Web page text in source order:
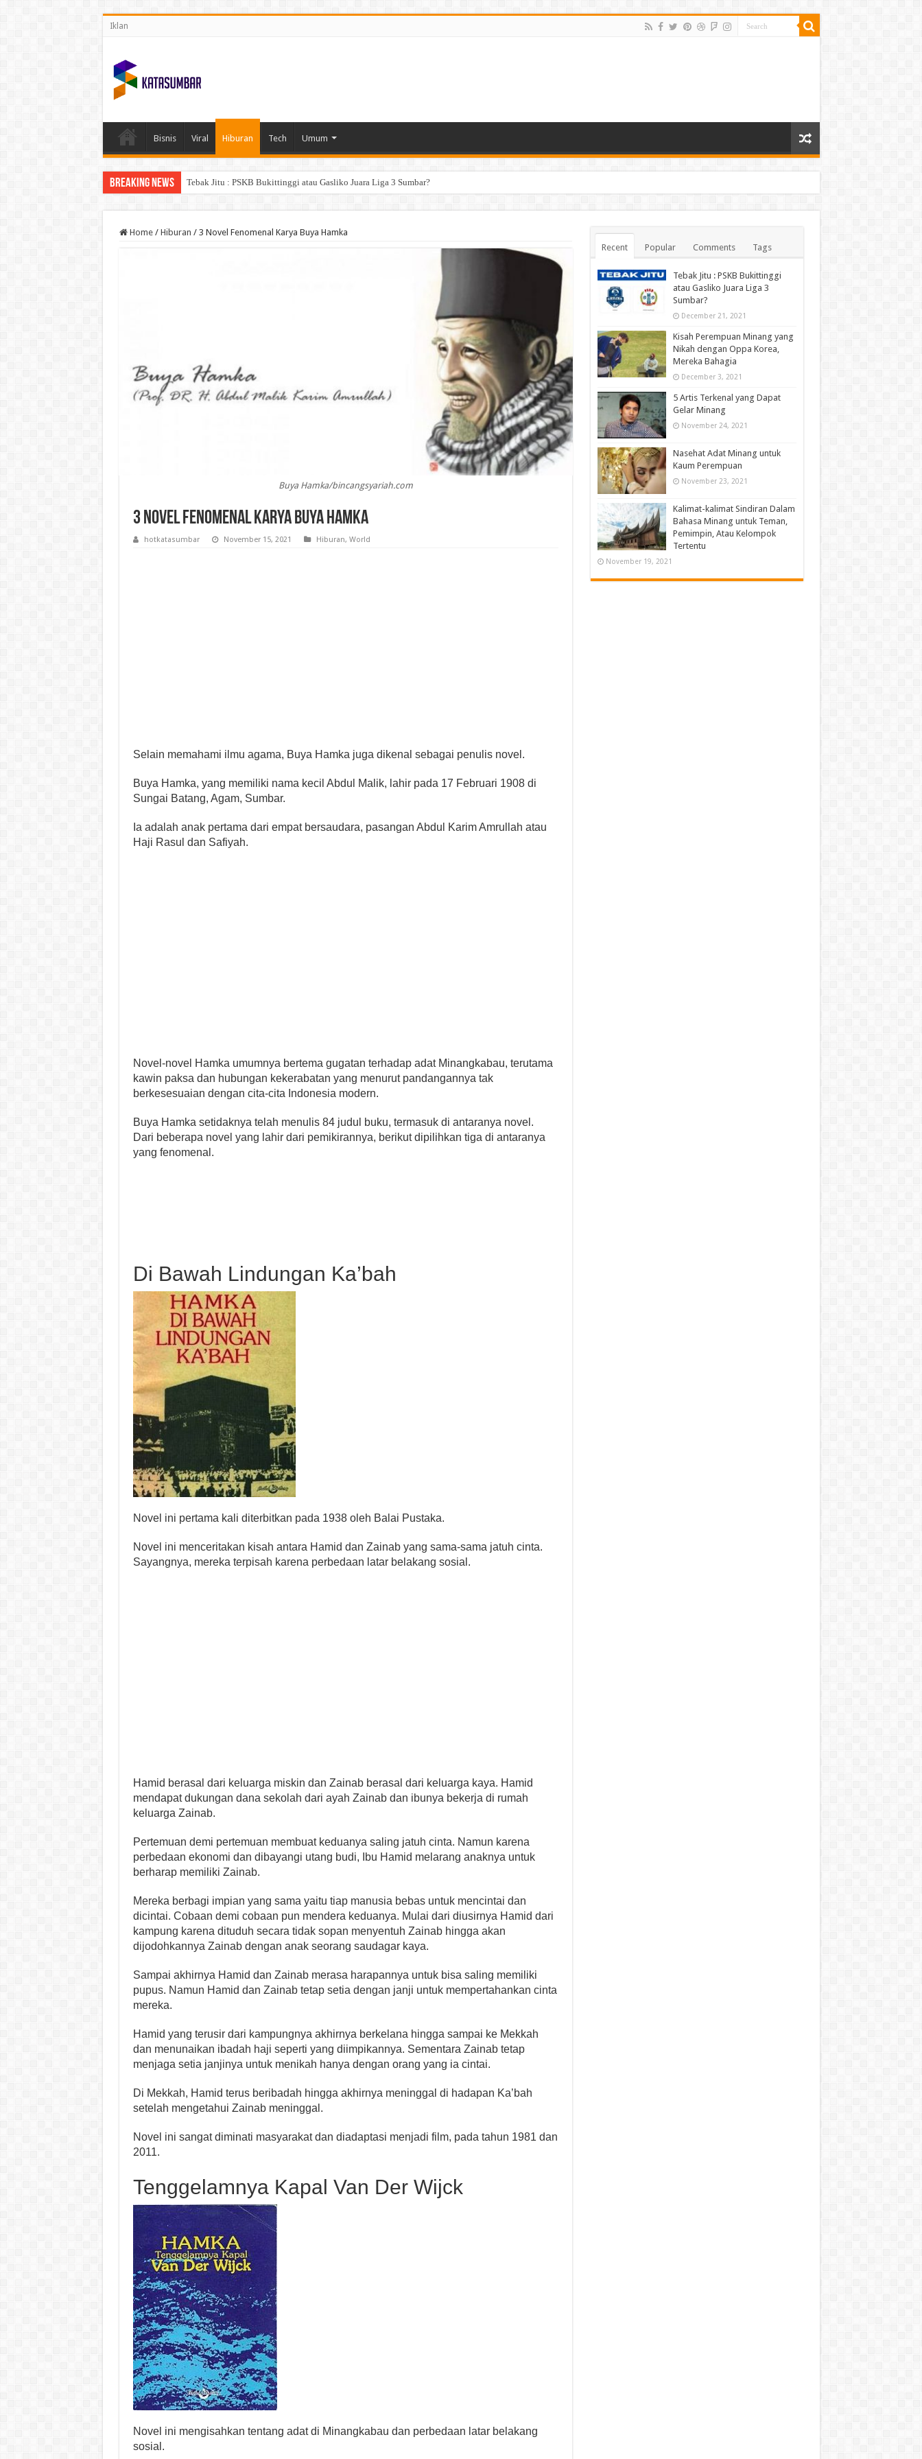
Iklan
Bisnis Viral Hiburan Tech Umum
Breaking News Tebak Jitu : PSKB Bukittinggi atau Gasliko Juara Liga 3 Sumbar?
Home / Hiburan / 3 Novel Fenomenal Karya Buya Hamka
Buya Hamka/bincangsyariah.com
3 Novel Fenomenal Karya Buya Hamka
hotkatasumbar November 15, 2021 Hiburan, World
Selain memahami ilmu agama, Buya Hamka juga dikenal sebagai penulis novel.
Buya Hamka, yang memiliki nama kecil Abdul Malik, lahir pada 17 Februari 1908 di
Sungai Batang, Agam, Sumbar.
Ia adalah anak pertama dari empat bersaudara, pasangan Abdul Karim Amrullah atau
Haji Rasul dan Safiyah.
Novel-novel Hamka umumnya bertema gugatan terhadap adat Minangkabau, terutama
kawin paksa dan hubungan kekerabatan yang menurut pandangannya tak
berkesesuaian dengan cita-cita Indonesia modern.
Buya Hamka setidaknya telah menulis 84 judul buku, termasuk di antaranya novel.
Dari beberapa novel yang lahir dari pemikirannya, berikut dipilihkan tiga di antaranya
yang fenomenal.
Di Bawah Lindungan Ka’bah
Novel ini pertama kali diterbitkan pada 1938 oleh Balai Pustaka.
Novel ini menceritakan kisah antara Hamid dan Zainab yang sama-sama jatuh cinta.
Sayangnya, mereka terpisah karena perbedaan latar belakang sosial.
Hamid berasal dari keluarga miskin dan Zainab berasal dari keluarga kaya. Hamid
mendapat dukungan dana sekolah dari ayah Zainab dan ibunya bekerja di rumah
keluarga Zainab.
Pertemuan demi pertemuan membuat keduanya saling jatuh cinta. Namun karena
perbedaan ekonomi dan dibayangi utang budi, Ibu Hamid melarang anaknya untuk
berharap memiliki Zainab.
Mereka berbagi impian yang sama yaitu tiap manusia bebas untuk mencintai dan
dicintai. Cobaan demi cobaan pun mendera keduanya. Mulai dari diusirnya Hamid dari
kampung karena dituduh secara tidak sopan menyentuh Zainab hingga akan
dijodohkannya Zainab dengan anak seorang saudagar kaya.
Sampai akhirnya Hamid dan Zainab merasa harapannya untuk bisa saling memiliki
pupus. Namun Hamid dan Zainab tetap setia dengan janji untuk mempertahankan cinta
mereka.
Hamid yang terusir dari kampungnya akhirnya berkelana hingga sampai ke Mekkah
dan menunaikan ibadah haji seperti yang diimpikannya. Sementara Zainab tetap
menjaga setia janjinya untuk menikah hanya dengan orang yang ia cintai.
Di Mekkah, Hamid terus beribadah hingga akhirnya meninggal di hadapan Ka’bah
setelah mengetahui Zainab meninggal.
Novel ini sangat diminati masyarakat dan diadaptasi menjadi film, pada tahun 1981 dan
2011.
Tenggelamnya Kapal Van Der Wijck
Novel ini mengisahkan tentang adat di Minangkabau dan perbedaan latar belakang
sosial.
Recent Popular Comments Tags
Tebak Jitu : PSKB Bukittinggi
atau Gasliko Juara Liga 3
Sumbar?
December 21, 2021
Kisah Perempuan Minang yang
Nikah dengan Oppa Korea,
Mereka Bahagia
December 3, 2021
5 Artis Terkenal yang Dapat
Gelar Minang
November 24, 2021
Nasehat Adat Minang untuk
Kaum Perempuan
November 23, 2021
Kalimat-kalimat Sindiran Dalam
Bahasa Minang untuk Teman,
Pemimpin, Atau Kelompok
Tertentu
November 19, 2021